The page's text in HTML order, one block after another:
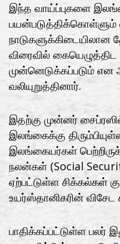
இந்த வாய்ப்புகளை
பயன்படுத்திக்கொள்ளும்
விரைவில்
முன்னெடுக்கப்படும்
வலியுறுத்தினார்.
இதற்கு முன்னர்
இலங்கைக்கு
இலங்கையர்கள்
நலன்கள் (Social
ஏற்பட்டுள்ள சிக்கல்கள்
உயர்ஸ்தானிகரின்
பாதிக்கப்பட்டுள்ள பலர்